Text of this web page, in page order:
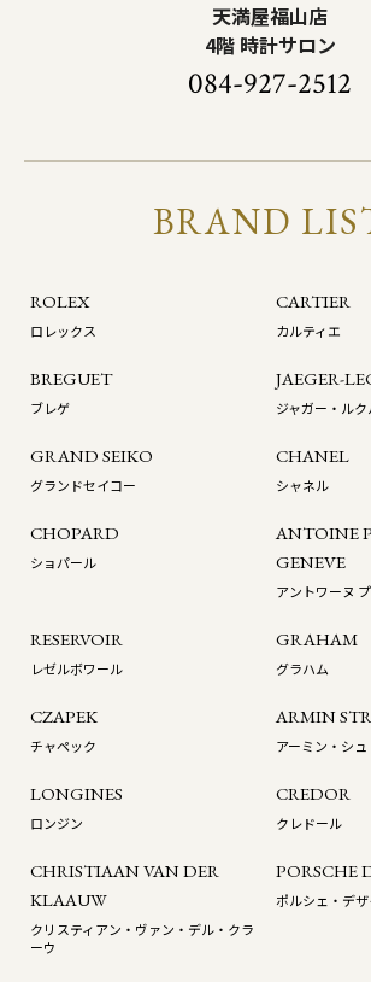
天満屋福山店
4階 時計サロン
084-927-2512
BRAND
ROLEX
ロレックス
CARTIER
カルティエ
BREGUET
ブレゲ
JAEGER-
ジャガー・ルク
GRAND SEIKO
グランドセイコー
CHANEL
シャネル
CHOPARD
ショパール
ANTOINE
GENEVE
アントワーヌ
RESERVOIR
レゼルボワール
GRAHAM
グラハム
CZAPEK
チャペック
ARMIN
アーミン・シ
LONGINES
ロンジン
CREDOR
クレドール
CHRISTIAAN VAN DER
KLAAUW
クリスティアン・ヴァン・デル・クラ
ーウ
PORSCHE
ポルシェ・デザ